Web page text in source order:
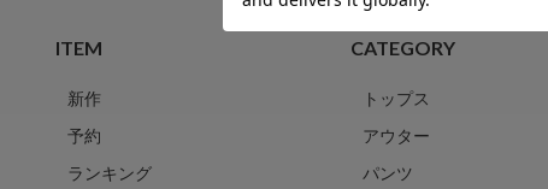
ITEM
新作
予約
ランキング
CATEGORY
トップス
アウター
パンツ